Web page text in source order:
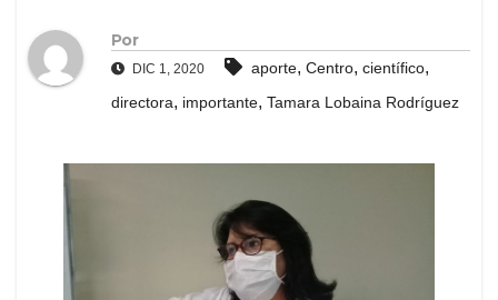
Por
DIC 1, 2020 aporte, Centro, científico,
directora, importante, Tamara Lobaina Rodríguez